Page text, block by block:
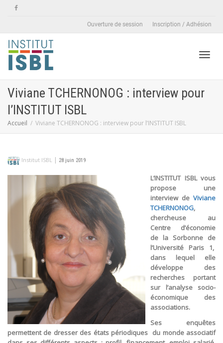
Ouverture de session Inscription / Adhésion
Viviane TCHERNONOG : interview pour
l’INSTITUT ISBL
Accueil Viviane TCHERNONOG : interview pour l’INSTITUT ISBL
Institut ISBL | 28 juin 2019
L’INSTITUT ISBL vous
propose une
interview de Viviane
TCHERNONOG,
chercheuse au
Centre d’économie
de la Sorbonne de
l’Université Paris 1,
dans lequel elle
développe des
recherches portant
sur l’analyse socio-
économique des
associations.
Ses enquêtes
permettent de dresser des états périodiques du monde associatif